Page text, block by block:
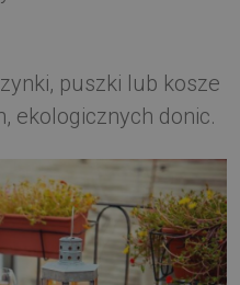
puszki lub kosze
ekologicznych donic.